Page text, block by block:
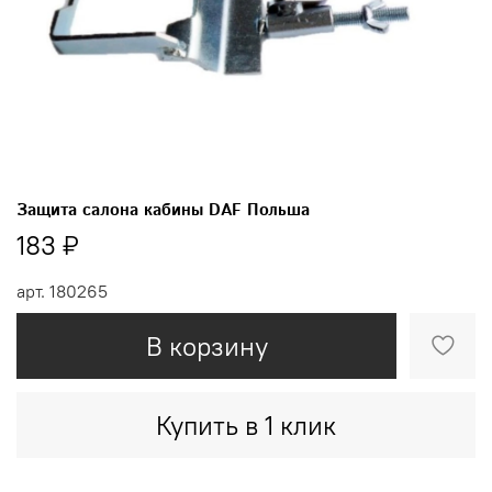
арт. 180265
Защита салона кабины DAF Польша
183 ₽
В корзину
Купить в 1 клик